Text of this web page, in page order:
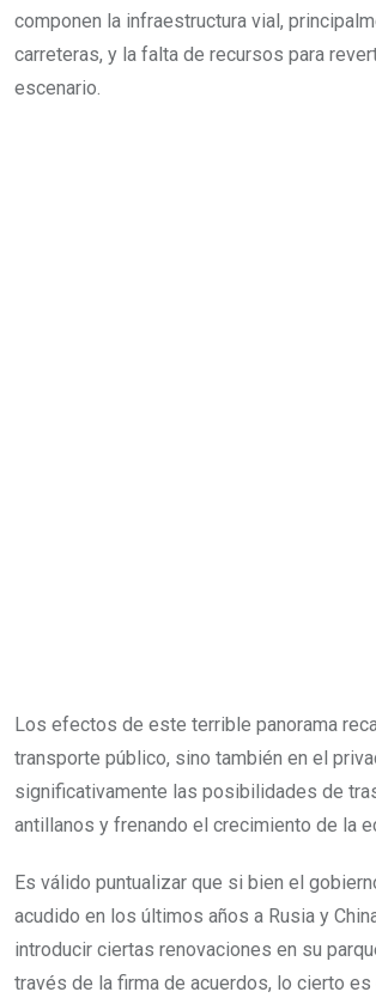
componen la infraestructura vial,
carreteras, y la falta de recursos para
escenario.
Los efectos de este terrible panorama
transporte público, sino también en el
significativamente las posibilidades de
antillanos y frenando el crecimiento de la
Es válido puntualizar que si bien el
acudido en los últimos años a Rusia y
introducir ciertas renovaciones en su
través de la firma de acuerdos, lo cierto es